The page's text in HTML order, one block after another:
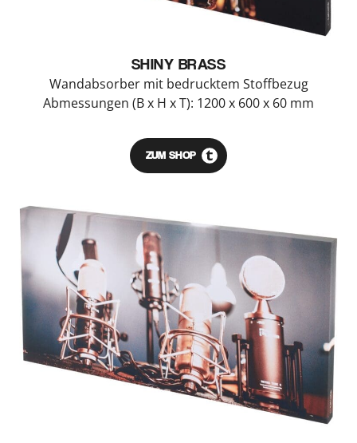
SHINY BRASS
Wandabsorber mit bedrucktem Stoffbezug
Abmessungen (B x H x T): 1200 x 600 x 60 mm
ZUM SHOP